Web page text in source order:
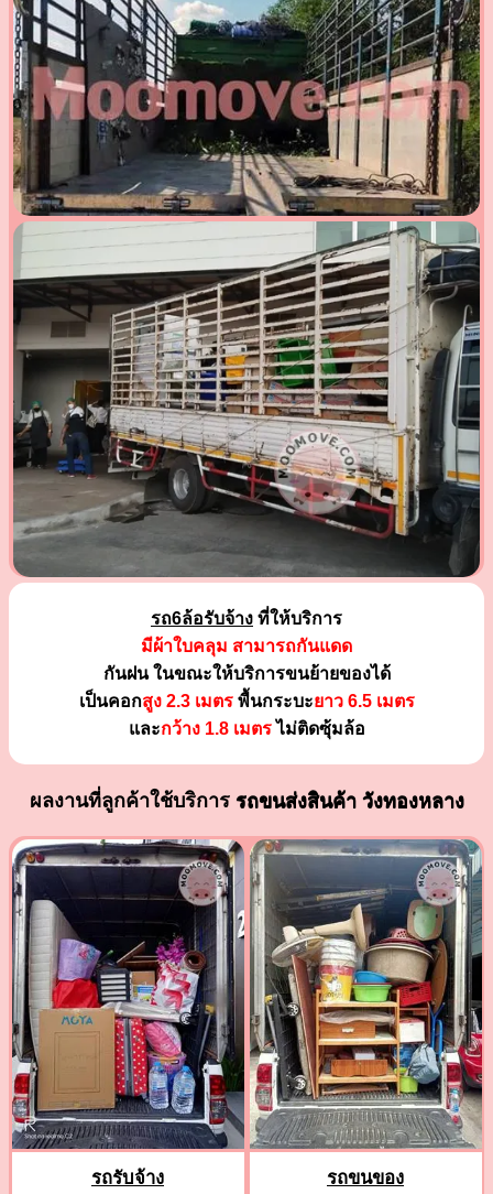
รถ6ล้อรับจ้าง ที่ให้บริการ
มีผ้าใบคลุม สามารถกันแดด
กันฝน ในขณะให้บริการขนย้ายของได้
เป็นคอกสูง 2.3 เมตรพื้นกระบะยาว 6.5 เมตร
และกว้าง 1.8 เมตรไม่ติดซุ้มล้อ
ผลงานที่ลูกค้าใช้บริการ รถขนส่งสินค้า วังทองหลาง
รถรับจ้าง
รถขนของ